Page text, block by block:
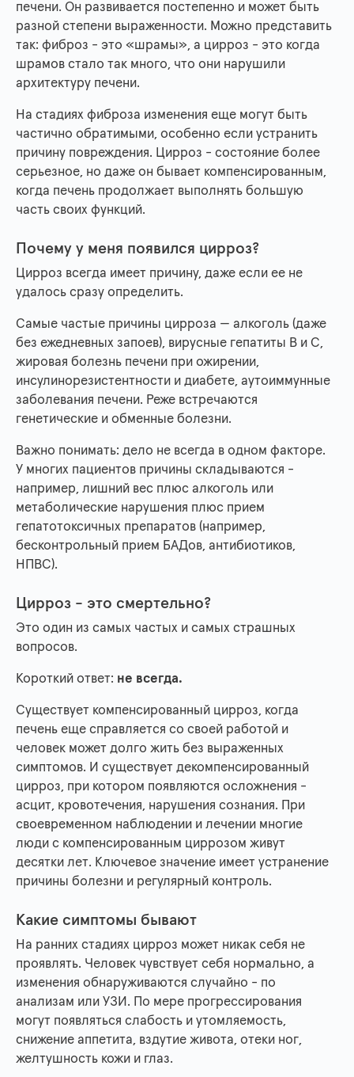
печени. Он развивается постепенно и может быть
разной степени выраженности. Можно представить
так: фиброз - это «шрамы», а цирроз - это когда
шрамов стало так много, что они нарушили
архитектуру печени.
На стадиях фиброза изменения еще могут быть
частично обратимыми, особенно если устранить
причину повреждения. Цирроз - состояние более
серьезное, но даже он бывает компенсированным,
когда печень продолжает выполнять большую
часть своих функций.
Почему у меня появился цирроз?
Цирроз всегда имеет причину, даже если ее не
удалось сразу определить.
Самые частые причины цирроза — алкоголь (даже
без ежедневных запоев), вирусные гепатиты B и C,
жировая болезнь печени при ожирении,
инсулинорезистентности и диабете, аутоиммунные
заболевания печени. Реже встречаются
генетические и обменные болезни.
Важно понимать: дело не всегда в одном факторе.
У многих пациентов причины складываются -
например, лишний вес плюс алкоголь или
метаболические нарушения плюс прием
гепатотоксичных препаратов (например,
бесконтрольный прием БАДов, антибиотиков,
НПВС).
Цирроз - это смертельно?
Это один из самых частых и самых страшных
вопросов.
Короткий ответ: не всегда.
Существует компенсированный цирроз, когда
печень еще справляется со своей работой и
человек может долго жить без выраженных
симптомов. И существует декомпенсированный
цирроз, при котором появляются осложнения -
асцит, кровотечения, нарушения сознания. При
своевременном наблюдении и лечении многие
люди с компенсированным циррозом живут
десятки лет. Ключевое значение имеет устранение
причины болезни и регулярный контроль.
Какие симптомы бывают
На ранних стадиях цирроз может никак себя не
проявлять. Человек чувствует себя нормально, а
изменения обнаруживаются случайно - по
анализам или УЗИ. По мере прогрессирования
могут появляться слабость и утомляемость,
снижение аппетита, вздутие живота, отеки ног,
желтушность кожи и глаз.